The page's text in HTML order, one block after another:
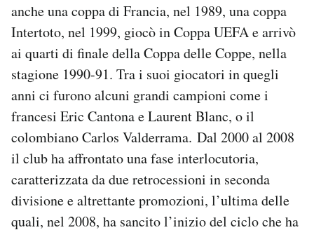
anche una coppa di Francia, nel 1989, una coppa
Intertoto, nel 1999, giocò in Coppa UEFA e arrivò
ai quarti di finale della Coppa delle Coppe, nella
stagione 1990-91. Tra i suoi giocatori in quegli
anni ci furono alcuni grandi campioni come i
francesi Eric Cantona e Laurent Blanc, o il
colombiano Carlos Valderrama. Dal 2000 al 2008
il club ha affrontato una fase interlocutoria,
caratterizzata da due retrocessioni in seconda
divisione e altrettante promozioni, l’ultima delle
quali, nel 2008, ha sancito l’inizio del ciclo che ha